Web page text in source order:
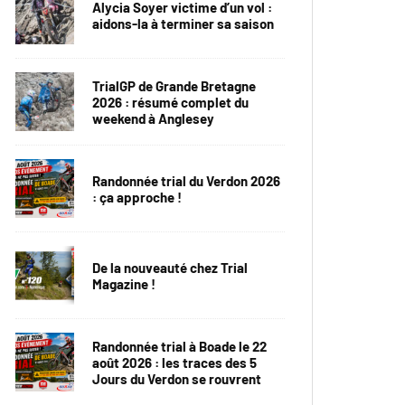
Alycia Soyer victime d’un vol :
aidons-la à terminer sa saison
TrialGP de Grande Bretagne
2026 : résumé complet du
weekend à Anglesey
Randonnée trial du Verdon 2026
: ça approche !
De la nouveauté chez Trial
Magazine !
Randonnée trial à Boade le 22
août 2026 : les traces des 5
Jours du Verdon se rouvrent